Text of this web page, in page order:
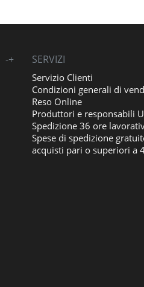
+
- SERVIZI
Servizio Clienti
Condizioni generali di
Reso Online
Produttori e responsabili
Spedizione 36 ore
Spese di spedizione
acquisti pari o superiori a